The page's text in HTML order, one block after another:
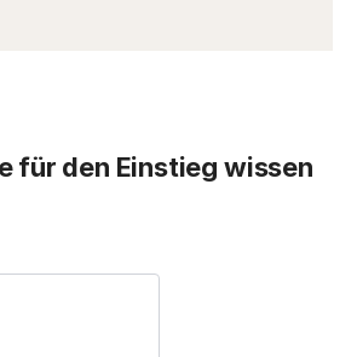
für den Einstieg wissen